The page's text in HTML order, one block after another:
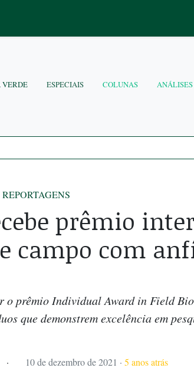
VERDE ESPECIAIS COLUNAS ANÁLISES
REPORTAGENS
prêmio
campo com
o prêmio Individual Award in Field
que demonstrem excelência em
· 10 de dezembro de 2021 · 5 anos atrás